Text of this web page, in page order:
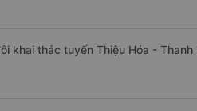
khai thác tuyến Thiệu Hóa - Thanh